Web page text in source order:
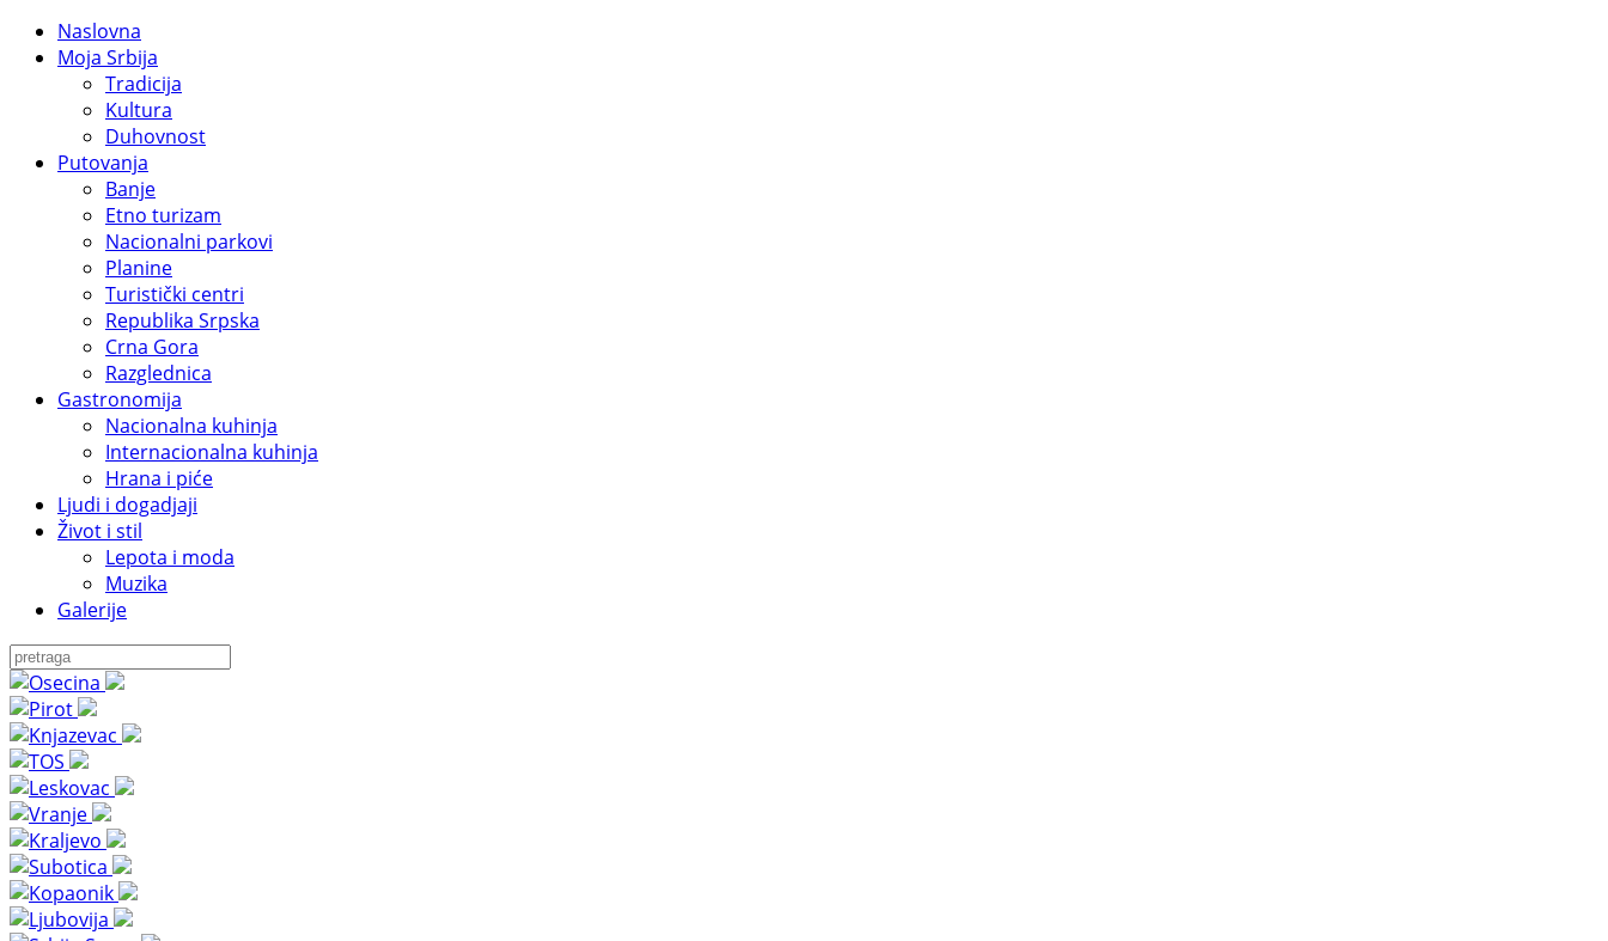
Naslovna
Moja Srbija
Tradicija
Kultura
Duhovnost
Putovanja
Banje
Etno turizam
Nacionalni parkovi
Planine
Turistički centri
Republika Srpska
Crna Gora
Razglednica
Gastronomija
Nacionalna kuhinja
Internacionalna kuhinja
Hrana i piće
Ljudi i dogadjaji
Život i stil
Lepota i moda
Muzika
Galerije